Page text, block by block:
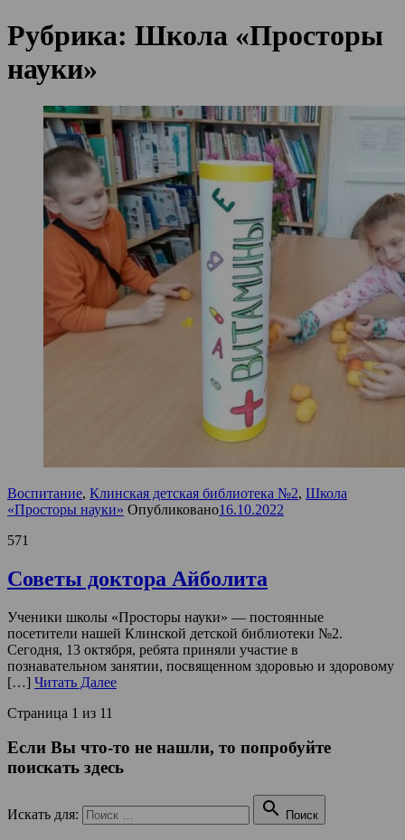
Рубрика: Школа «Просторы
науки»
Воспитание, Клинская детская библиотека №2, Школа
«Просторы науки» Опубликовано16.10.2022
571
Советы доктора Айболита
Ученики школы «Просторы науки» — постоянные
посетители нашей Клинской детской библиотеки №2.
Сегодня, 13 октября, ребята приняли участие в
познавательном занятии, посвященном здоровью и здоровому
[…] Читать Далее
Страница 1 из 11
Если Вы что-то не нашли, то попробуйте
поискать здесь
Искать для:  Поиск